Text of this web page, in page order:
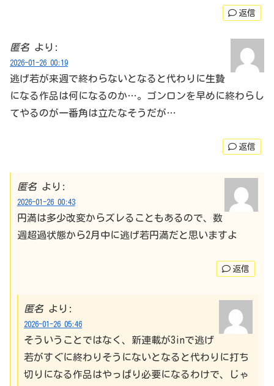
返信
匿名 より:
2026-01-26 00:19
逃げ若が来週で終わらないとなると代わりに生贄
になる作品は何になるのか…。ゴンロンを早めに終わらし
てやるのが一番角は立たなそうだが…
返信
匿名 より:
2026-01-26 00:43
円満は多少改変からズレることもあるので、数
週超過状態から2月中に逃げ若円満だと思いますよ
返信
匿名 より:
2026-01-26 05:46
そういうことではなく、新連載が3inで逃げ
若がすぐに終わりそうにないとなると代わりに打ち
切りになる作品はやっぱり必要になるわけで、じゃ